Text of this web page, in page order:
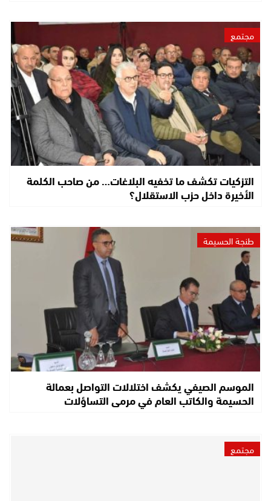
مجتمع
التزكيات تكشف ما تخفيه البلاغات… من صاحب الكلمة
الأخيرة داخل حزب الاستقلال؟
طنجة الحسيمة
الموسم الصيفي يكشف اختلالات التواصل بعمالة
الحسيمة والكاتب العام في مرمى التساؤلات
مجتمع